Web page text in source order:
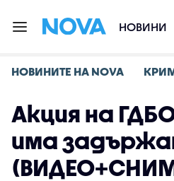
НОВИНИ
НОВИНИТЕ НА NOVA
Акция на
има